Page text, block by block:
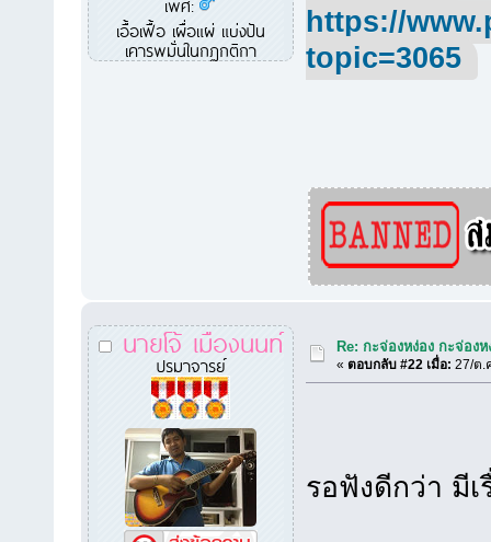
เอื้อเฟื้อ เผื่อแผ่ แบ่งปัน
เคารพมั่นในกฏกติกา
https://
topic=3065
นายโจ้ เมืองนนท์
ปรมาจารย์
Re: กะจ่องหง่อง กะจ่องห
«ตอบกลับ #22 เมื่อ: 27/ต.
รอฟังดีกว่า มีเ